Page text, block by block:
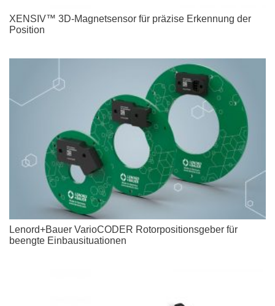
XENSIV™ 3D-Magnetsensor für präzise Erkennung der
Position
Lenord+Bauer VarioCODER Rotorpositionsgeber für
beengte Einbausituationen